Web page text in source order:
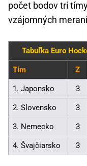
počet bodov tri
vzájomných
Tabuľka Euro
Tím Z
1. Japonsko 3
2. Slovensko 3
3. Nemecko 3
4. Švajčiarsko 3